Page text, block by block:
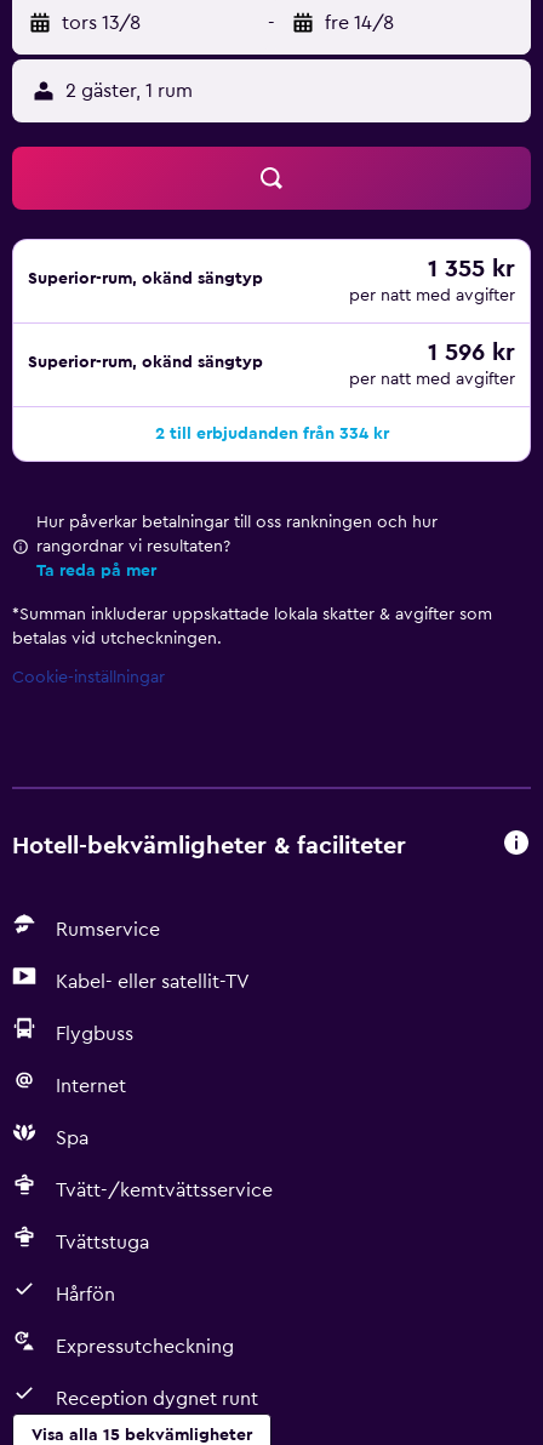
tors 13/8 - fre 14/8
2 gäster, 1 rum
Superior-rum, okänd sängtyp 1 355 kr
per natt med avgifter
Superior-rum, okänd sängtyp 1 596 kr
per natt med avgifter
2 till erbjudanden från 334 kr
Hur påverkar betalningar till oss rankningen och hur
rangordnar vi resultaten?
Ta reda på mer
*Summan inkluderar uppskattade lokala skatter & avgifter som
betalas vid utcheckningen.
Cookie-inställningar
Hotell-bekvämligheter & faciliteter
Rumservice
Kabel- eller satellit-TV
Flygbuss
Internet
Spa
Tvätt-/kemtvättsservice
Tvättstuga
Hårfön
Expressutcheckning
Reception dygnet runt
Visa alla 15 bekvämligheter